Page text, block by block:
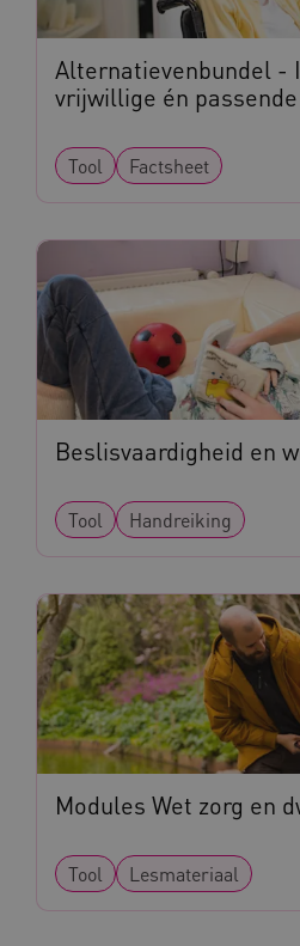
Alternatievenbundel -
vrijwillige én passende
Tool Factsheet
Beslisvaardigheid en
Tool Handreiking
Modules Wet zorg en
Tool Lesmateriaal
CookieScriptConsent
AWSALBCORS
AWSALBCORS
UMB_SESSION
ARRAffinitySameSite